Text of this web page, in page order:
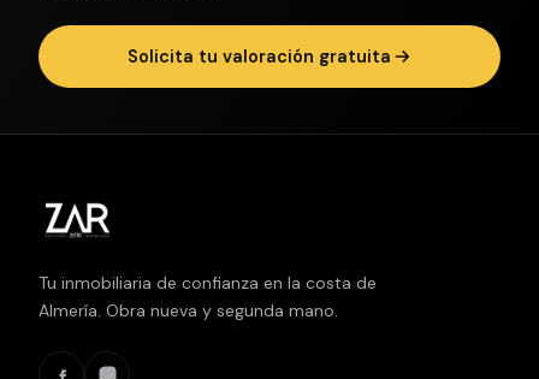
Solicita tu valoración gratuita
Tu inmobiliaria de confianza en la costa de
Almería. Obra nueva y segunda mano.